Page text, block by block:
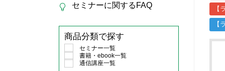
【
【
セミナーに関するFAQ
商品分類で探す
セミナー一覧
書籍・ebook一覧
通信講座一覧